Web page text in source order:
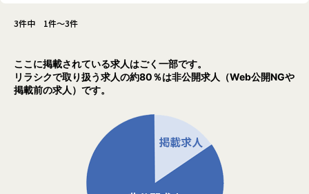
tps://www.securify.jp/」
◆フリーランスエンジニア人材紹介事業
「いいエンジニア」をあなたのチームに、をテーマとしたIT
フリーランスエンジニアの人材紹介エージェントです。
案件や人材を分析することでミスマッチを防ぎ、双方にとっ
て最適なマッチングとなるよう支援しています。
「フリーランスエンジニア人材紹介サービス「Relance」
https://relance.jp/」
3件中 1件～3件
ここに掲載されている求人はごく一部です。
リラシクで取り扱う求人の約80％は非公開求人（Web公開NGや
掲載前の求人）です。